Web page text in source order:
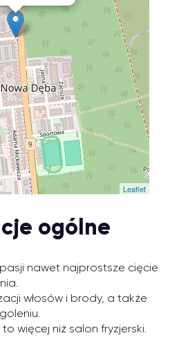
Leaflet
ogólne
nawet najprostsze cięcie
włosów i brody, a także
to więcej niż salon fryzjerski.